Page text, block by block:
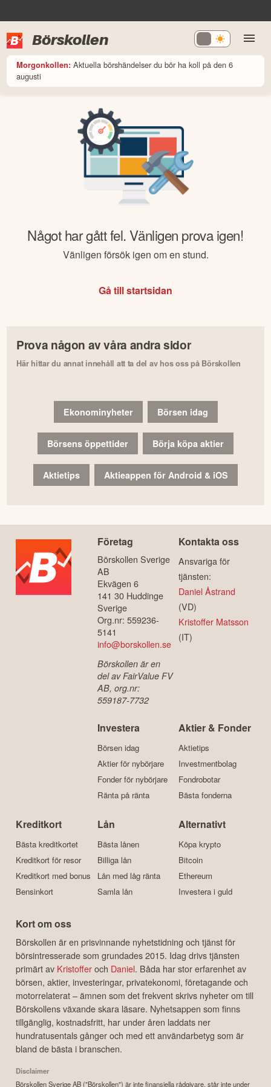
Börskollen
Morgonkollen: Aktuella börshändelser du bör ha koll på den 6
augusti
Något har gått fel. Vänligen prova igen!
Vänligen försök igen om en stund.
Gå till startsidan
Prova någon av våra andra sidor
Här hittar du annat innehåll att ta del av hos oss på Börskollen
Ekonominyheter Börsen idag
Börsens öppettider Börja köpa aktier
Aktietips Aktieappen för Android & iOS
Företag
Börskollen Sverige
AB
Ekvägen 6
141 30 Huddinge
Sverige
Org.nr: 559236-
5141
info@borskollen.se
Börskollen är en
del av FairValue FV
AB, org.nr:
559187-7732
Kontakta oss
Ansvariga för
tjänsten:
Daniel Åstrand
(VD)
Kristoffer Matsson
(IT)
Investera
Börsen idag
Aktier för nybörjare
Fonder för nybörjare
Ränta på ränta
Aktier & Fonder
Aktietips
Investmentbolag
Fondrobotar
Bästa fonderna
Kreditkort
Bästa kreditkortet
Kreditkort för resor
Kreditkort med bonus
Bensinkort
Lån
Bästa lånen
Billiga lån
Lån med låg ränta
Samla lån
Alternativt
Köpa krypto
Bitcoin
Ethereum
Investera i guld
Kort om oss
Börskollen är en prisvinnande nyhetstidning och tjänst för
börsintresserade som grundades 2015. Idag drivs tjänsten
primärt av Kristofferoch Daniel. Båda har stor erfarenhet av
börsen, aktier, investeringar, privatekonomi, företagande och
motorrelaterat – ämnen som det frekvent skrivs nyheter om till
Börskollens växande skara läsare. Nyhetsappen som finns
tillgänglig, kostnadsfritt, har under åren laddats ner
hundratusentals gånger och med ett användarbetyg som är
bland de bästa i branschen.
Disclaimer
Börskollen Sverige AB ("Börskollen") är inte finansiella rådgivare, står inte under